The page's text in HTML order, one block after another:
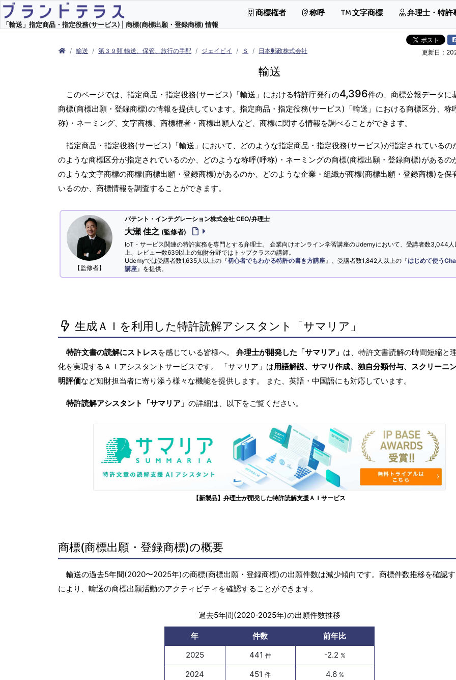
「輸送」指定商品・指定役務(サービス) | 商標(商標出願・登録商標) 情報
商標権者 称呼 文字商標 弁理士・特許
輸送 第３９類 輸送、保管、旅行の手配 ジェイピイ Ｓ 日本郵政株式会社 更新日：
輸送
このページでは、指定商品・指定役務(サービス)「輸送」における特許庁発行の4,396件の、商標公報データに
商標(商標出願・登録商標)の情報を提供しています。指定商品・指定役務(サービス)「輸送」における商標区分、称
称)・ネーミング、文字商標、商標権者・商標出願人など、商標に関する情報を調べることができます。
指定商品・指定役務(サービス)「輸送」において、どのような指定商品・指定役務(サービス)が指定されているの
のような商標区分が指定されているのか、どのような称呼(呼称)・ネーミングの商標(商標出願・登録商標)があるの
のような文字商標の商標(商標出願・登録商標)があるのか、どのような企業・組織が商標(商標出願・登録商標)を保
いるのか、商標情報を調査することができます。
【監修者】
パテント・インテグレーション株式会社 CEO/弁理士
大瀬 佳之 (監修者)
IoT・サービス関連の特許実務を専門とする弁理士。 企業向けオンライン学習講座のUdemyにおいて、受講者数3,044人
上、レビュー数639以上の知財分野ではトップクラスの講師。
Udemyでは受講者数1,635人以上の『初心者でもわかる特許の書き方講座 』、受講者数1,842人以上の『はじめて使う
講座 』を提供。
生成ＡＩを利用した特許読解アシスタント「サマリア」
特許文書の読解にストレスを感じている皆様へ。 弁理士が開発した「サマリア」 は、特許文書読解の時間短縮と
化を実現するＡＩアシスタントサービスです。 「サマリア」は用語解説、サマリ作成、独自分類付与、スクリーニ
明評価など知財担当者に寄り添う様々な機能を提供します。 また、英語・中国語にも対応しています。
特許読解アシスタント「サマリア」 の詳細は、以下をご覧ください。
【新製品】弁理士が開発した特許読解支援ＡＩサービス
商標(商標出願・登録商標)の概要
輸送の過去5年間(2020〜2025年)の商標(商標出願・登録商標)の出願件数は減少傾向です。商標件数推移を確認
により、輸送の商標出願活動のアクティビティを確認することができます。
過去5年間(2020-2025年)の出願件数推移
年 件数
前年比
2025
441 件 -2.2 %
2024 451件 4.6 %